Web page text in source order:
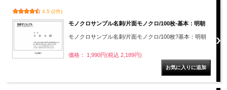
4.5 (2件)
モノクロサンプル名刺/片面モノクロ/100枚-基本：明朝
モノクロサンプル名刺/片面モノクロ/100枚?基本：明朝
価格： 1,990円(税込 2,189円)